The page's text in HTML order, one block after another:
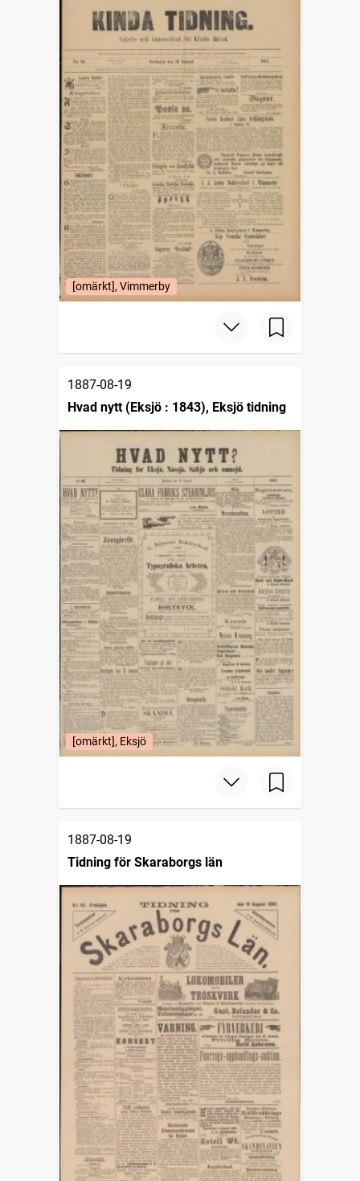
[omärkt], Vimmerby
1887-08-19
Hvad nytt (Eksjö : 1843), Eksjö tidning
[omärkt], Eksjö
1887-08-19
Tidning för Skaraborgs län